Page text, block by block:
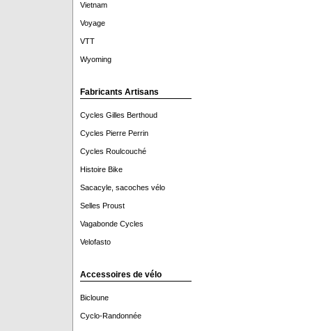
Vietnam
Voyage
VTT
Wyoming
Fabricants Artisans
Cycles Gilles Berthoud
Cycles Pierre Perrin
Cycles Roulcouché
Histoire Bike
Sacacyle, sacoches vélo
Selles Proust
Vagabonde Cycles
Velofasto
Accessoires de vélo
Bicloune
Cyclo-Randonnée